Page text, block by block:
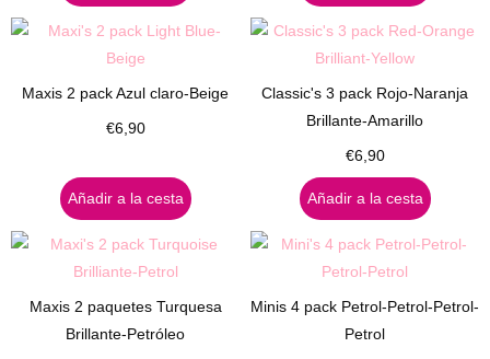
Maxis 2 pack Azul claro-Beige
€6,90
Añadir a la cesta
Classic's 3 pack Rojo-Naranja
Brillante-Amarillo
€6,90
Añadir a la cesta
Maxis 2 paquetes Turquesa
Brillante-Petróleo
Minis 4 pack Petrol-Petrol-Petrol-
Petrol